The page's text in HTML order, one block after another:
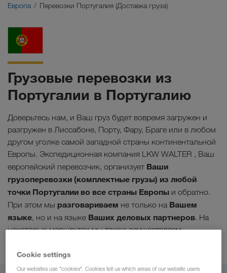
Европа Перевозки Португалия (Доставка груза)
Грузовые перевозки из
Португалии в Португалию
Доверьтесь нам, и Ваш груз будет вовремя загружен и
разгружен в Лиссабоне, Порту, Фару, Браге или в любом
другом уголке самой западной страны континентальной
Европы. Экспедиционная компания LKW WALTER , Ваш
европейский перевозчик, организует Ваши
грузоперевозки (комплектные грузы) из любой
точки Португалии во все страны Европы и обратно.
При этом мы разговариваем не только на Вашем
языке, но и на языке Ваших деловых партнеров. На
некоторых маршрутах мы также осуществляем
Cookie settings
Our websites use "cookies". Cookies tell us which areas of our website users